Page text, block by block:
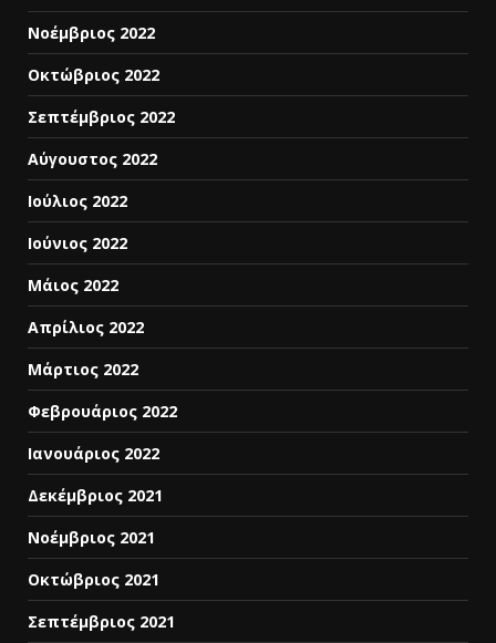
Νοέμβριος 2022
Οκτώβριος 2022
Σεπτέμβριος 2022
Αύγουστος 2022
Ιούλιος 2022
Ιούνιος 2022
Μάιος 2022
Απρίλιος 2022
Μάρτιος 2022
Φεβρουάριος 2022
Ιανουάριος 2022
Δεκέμβριος 2021
Νοέμβριος 2021
Οκτώβριος 2021
Σεπτέμβριος 2021